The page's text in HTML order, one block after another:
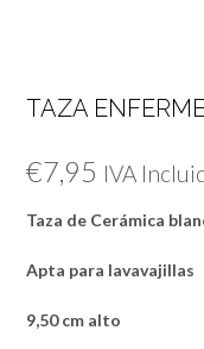
TAZA
€7,95 IVA
Taza de Cerámica
Apta para lavavajillas
9,50 cm alto